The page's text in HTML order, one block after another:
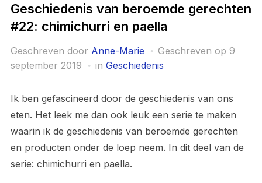
Geschiedenis van beroemde gerechten
#22: chimichurri en paella
Geschreven door Anne-Marie Geschreven op 9
september 2019
in Geschiedenis
Ik ben gefascineerd door de geschiedenis van ons
eten. Het leek me dan ook leuk een serie te maken
waarin ik de geschiedenis van beroemde gerechten
en producten onder de loep neem. In dit deel van de
serie: chimichurri en paella.